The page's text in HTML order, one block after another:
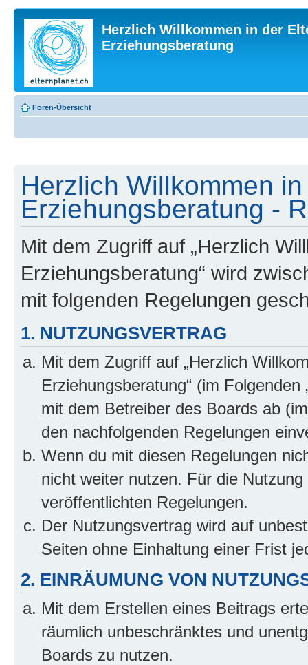
Herzlich Willkommen in der
Erziehungsberatung
Foren-Übersicht
Herzlich Willkommen
Erziehungsberatung -
Mit dem Zugriff auf „Herzlich
Erziehungsberatung“ wird
mit folgenden Regelungen
1. NUTZUNGSVERTRAG
Mit dem Zugriff auf „Herzlich
Erziehungsberatung“ (im
mit dem Betreiber des Boards ab
den nachfolgenden Regelungen
Wenn du mit diesen Regelungen
nicht weiter nutzen. Für die
veröffentlichten Regelungen.
Der Nutzungsvertrag wird auf
Seiten ohne Einhaltung einer Frist
2. EINRÄUMUNG VON
Mit dem Erstellen eines Beitrags
räumlich unbeschränktes und
Boards zu nutzen.